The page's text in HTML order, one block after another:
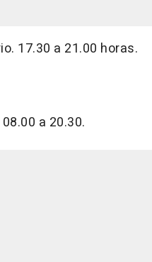
17.30 a 21.00 horas.
a 20.30.